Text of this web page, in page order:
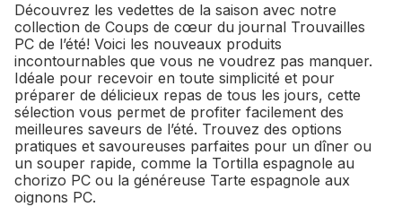
Découvrez les vedettes de la saison avec notre
collection de Coups de cœur du journal Trouvailles
PC de l’été! Voici les nouveaux produits
incontournables que vous ne voudrez pas manquer.
Idéale pour recevoir en toute simplicité et pour
préparer de délicieux repas de tous les jours, cette
sélection vous permet de profiter facilement des
meilleures saveurs de l’été. Trouvez des options
pratiques et savoureuses parfaites pour un dîner ou
un souper rapide, comme la Tortilla espagnole au
chorizo PC ou la généreuse Tarte espagnole aux
oignons PC.